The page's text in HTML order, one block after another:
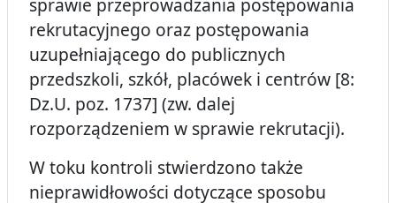
sprawie przeprowadzania postępowania
rekrutacyjnego oraz postępowania
uzupełniającego do publicznych
przedszkoli, szkół, placówek i centrów [8:
Dz.U. poz. 1737] (zw. dalej
rozporządzeniem w sprawie rekrutacji).
W toku kontroli stwierdzono także
nieprawidłowości dotyczące sposobu